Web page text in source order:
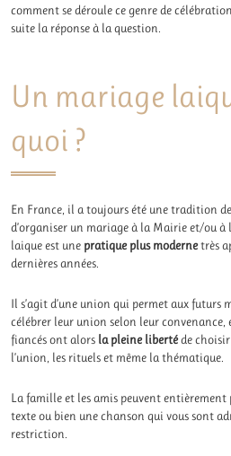
comment se déroule ce genre de
suite la réponse à la question.
Un mariage
quoi ?
En France, il a toujours été une tradition
d’organiser un mariage à la Mairie et/ou à
laique est une pratique plus modernetrès
dernières années.
Il s’agit d’une union qui permet aux futurs
célébrer leur union selon leur convenance,
fiancés ont alors la pleine libertéde
l’union, les rituels et même la thématique.
La famille et les amis peuvent
texte ou bien une chanson qui vous sont
restriction.